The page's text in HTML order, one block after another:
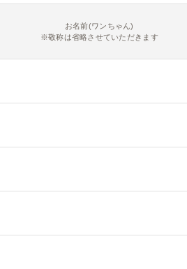
お名前(ワンちゃん)
※敬称は省略させていただきます